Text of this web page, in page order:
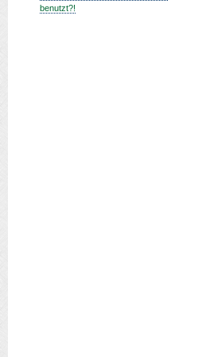
benutzt?!